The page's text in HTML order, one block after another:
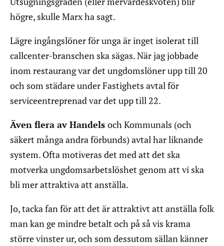
högre, skulle Marx ha sagt.
Lägre ingångslöner för unga är inget isolerat till
callcenter-branschen ska sägas. När jag jobbade
inom restaurang var det ungdomslöner upp till 20
och som städare under Fastighets avtal för
serviceentreprenad var det upp till 22.
Även flera av Handels och Kommunals (och
säkert många andra förbunds) avtal har liknande
system. Ofta motiveras det med att det ska
motverka ungdomsarbetslöshet genom att vi ska
bli mer attraktiva att anställa.
Jo, tacka fan för att det är attraktivt att anställa folk
man kan ge mindre betalt och på så vis krama
större vinster ur, och som dessutom sällan känner